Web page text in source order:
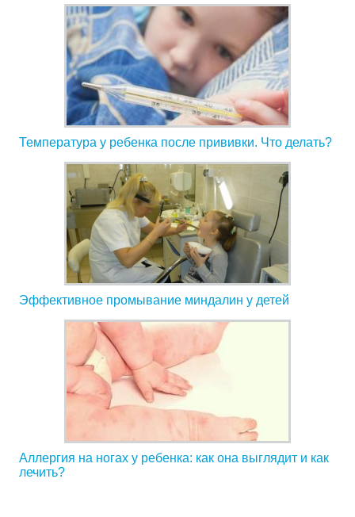
Температура у ребенка после прививки. Что делать?
Эффективное промывание миндалин у детей
Аллергия на ногах у ребенка: как она выглядит и как
лечить?